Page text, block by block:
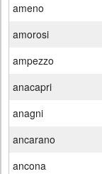
ameno
amorosi
ampezzo
anacapri
anagni
ancarano
ancona